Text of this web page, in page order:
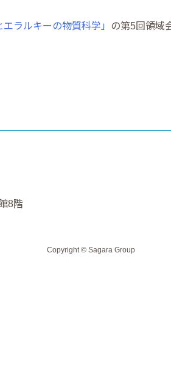
ラルキーの物質科学」
の第5回領域
8階
Copyright © Sagara Group